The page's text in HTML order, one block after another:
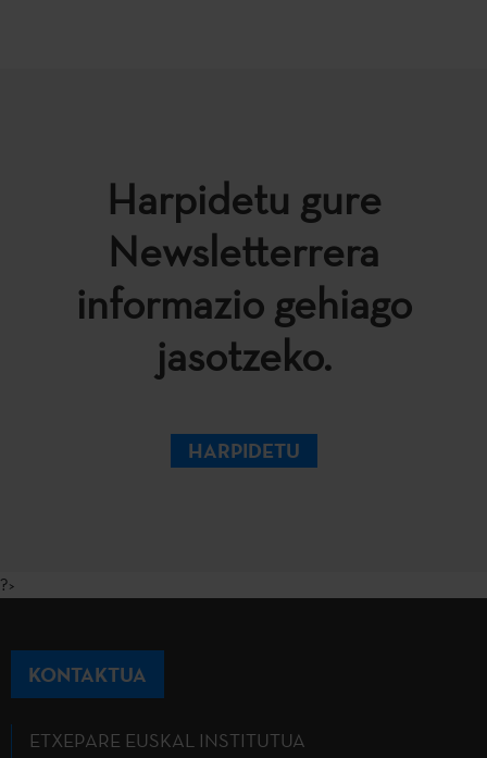
Harpidetu gure
Newsletterrera
informazio gehiago
jasotzeko.
HARPIDETU
?>
KONTAKTUA
ETXEPARE EUSKAL INSTITUTUA